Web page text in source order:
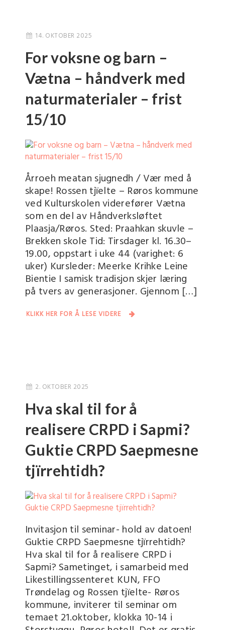
14. OKTOBER 2025
For voksne og barn –
Vætna – håndverk med
naturmaterialer – frist
15/10
Årroeh meatan sjugnedh / Vær med å
skape! Rossen tjïelte – Røros kommune
ved Kulturskolen viderefører Vætna
som en del av Håndverksløftet
Plaasja/Røros. Sted: Praahkan skuvle –
Brekken skole Tid: Tirsdager kl. 16.30–
19.00, oppstart i uke 44 (varighet: 6
uker) Kursleder: Meerke Krihke Leine
Bientie I samisk tradisjon skjer læring
på tvers av generasjoner. Gjennom […]
KLIKK HER FOR Å LESE VIDERE
2. OKTOBER 2025
Hva skal til for å
realisere CRPD i Sapmi?
Guktie CRPD Saepmesne
tjïrrehtidh?
Invitasjon til seminar- hold av datoen!
Guktie CRPD Saepmesne tjïrrehtidh?
Hva skal til for å realisere CRPD i
Sapmi? Sametinget, i samarbeid med
Likestillingssenteret KUN, FFO
Trøndelag og Rossen tjïelte- Røros
kommune, inviterer til seminar om
temaet 21.oktober, klokka 10-14 i